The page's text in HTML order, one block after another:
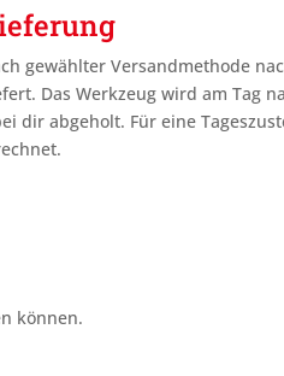
gewählter Versandmethode
Das Werkzeug wird am Tag
dir abgeholt. Für eine
können.